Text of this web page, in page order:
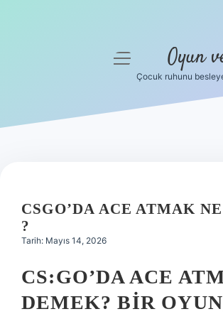
Hakkımızda
menüyü
Oyun
Çocuk ruhunu
CSGO’DA ACE ATMAK
?
Tarih: Mayıs 14, 2026
CS:GO’DA ACE
DEMEK? BIR